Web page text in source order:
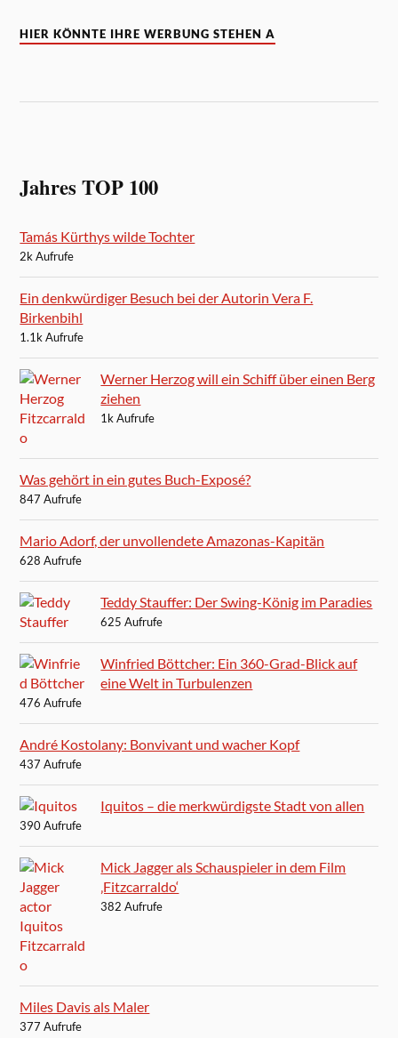
HIER KÖNNTE IHRE WERBUNG STEHEN A
Jahres TOP 100
Tamás Kürthys wilde Tochter
2k Aufrufe
Ein denkwürdiger Besuch bei der Autorin Vera F.
Birkenbihl
1.1k Aufrufe
Werner Herzog will ein Schiff über einen Berg
ziehen
1k Aufrufe
Was gehört in ein gutes Buch-Exposé?
847 Aufrufe
Mario Adorf, der unvollendete Amazonas-Kapitän
628 Aufrufe
Teddy Stauffer: Der Swing-König im Paradies
625 Aufrufe
Winfried Böttcher: Ein 360-Grad-Blick auf
eine Welt in Turbulenzen
476 Aufrufe
André Kostolany: Bonvivant und wacher Kopf
437 Aufrufe
Iquitos – die merkwürdigste Stadt von allen
390 Aufrufe
Mick Jagger als Schauspieler in dem Film
‚Fitzcarraldo‘
382 Aufrufe
Miles Davis als Maler
377 Aufrufe